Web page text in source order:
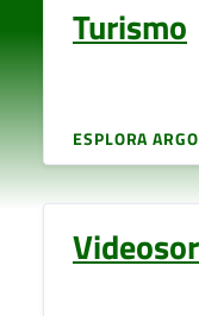
Turismo
ESPLORA